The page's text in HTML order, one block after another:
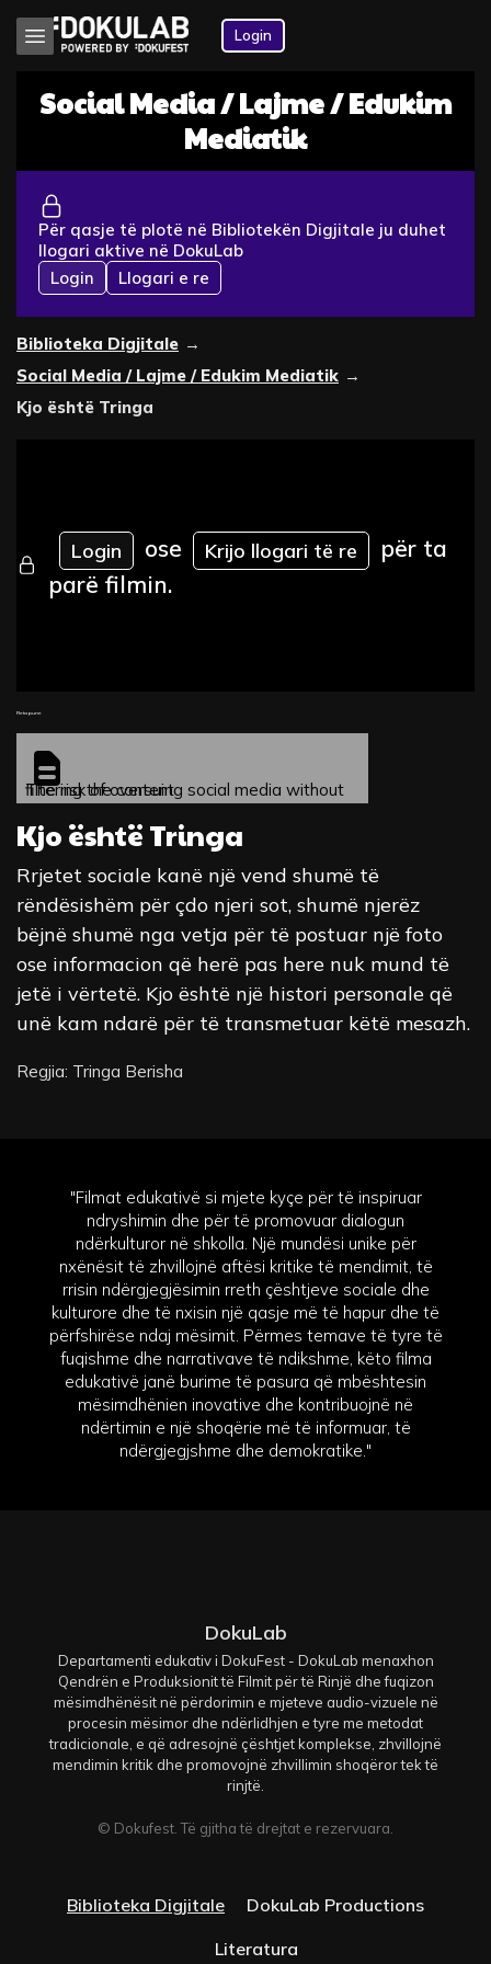
Login
Social Media / Lajme / Edukim
Mediatik
Për qasje të plotë në Bibliotekën Digjitale ju duhet
llogari aktive në DokuLab
Login
Llogari e re
Biblioteka Digjitale →
Social Media / Lajme / Edukim Mediatik →
Kjo është Tringa
Login ose Krijo llogari të re
për ta
parë filmin.
Fleta pune
The risk of oversuing social media without filtering the content
Kjo është Tringa
Rrjetet sociale kanë një vend shumë të
rëndësishëm për çdo njeri sot, shumë njerëz
bëjnë shumë nga vetja për të postuar një foto
ose informacion që herë pas here nuk mund të
jetë i vërtetë. Kjo është një histori personale që
unë kam ndarë për të transmetuar këtë mesazh.
Regjia: Tringa Berisha
"Filmat edukativë si mjete kyçe për të inspiruar
ndryshimin dhe për të promovuar dialogun
ndërkulturor në shkolla. Një mundësi unike për
nxënësit të zhvillojnë aftësi kritike të mendimit, të
rrisin ndërgjegjësimin rreth çështjeve sociale dhe
kulturore dhe të nxisin një qasje më të hapur dhe të
përfshirëse ndaj mësimit. Përmes temave të tyre të
fuqishme dhe narrativave të ndikshme, këto filma
edukativë janë burime të pasura që mbështesin
mësimdhënien inovative dhe kontribuojnë në
ndërtimin e një shoqërie më të informuar, të
ndërgjegjshme dhe demokratike."
DokuLab
Departamenti edukativ i DokuFest - DokuLab menaxhon
Qendrën e Produksionit të Filmit për të Rinjë dhe fuqizon
mësimdhënësit në përdorimin e mjeteve audio-vizuele në
procesin mësimor dhe ndërlidhjen e tyre me metodat
tradicionale, e që adresojnë çështjet komplekse, zhvillojnë
mendimin kritik dhe promovojnë zhvillimin shoqëror tek të
rinjtë.
© Dokufest. Të gjitha të drejtat e rezervuara.
Biblioteka Digjitale
DokuLab Productions
Literatura